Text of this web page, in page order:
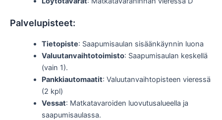
Palvelupisteet:
Tietopiste: Saapumisaulan sisäänkäynnin luona
Valuutanvaihtotoimisto: Saapumisaulan keskellä
(vain 1).
Pankkiautomaatit: Valuutanvaihtopisteen vieressä
(2 kpl)
Vessat: Matkatavaroiden luovutusalueella ja
saapumisaulassa.